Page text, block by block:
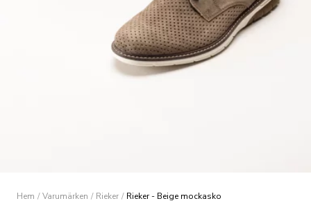
Hem / Varumärken / Rieker / Rieker - Beige mockasko